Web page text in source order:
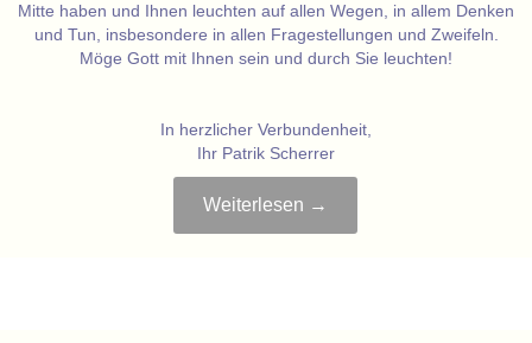
Mitte haben und Ihnen leuchten auf allen Wegen, in allem Denken
und Tun, insbesondere in allen Fragestellungen und Zweifeln.
Möge Gott mit Ihnen sein und durch Sie leuchten!
In herzlicher Verbundenheit,
Ihr Patrik Scherrer
Weiterlesen →